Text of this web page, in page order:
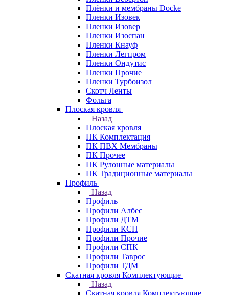
Плёнки и мембраны Docke
Пленки Изовек
Пленки Изовер
Пленки Изоспан
Пленки Кнауф
Пленки Легпром
Пленки Ондутис
Пленки Прочие
Пленки Турбоизол
Скотч Ленты
Фольга
Плоская кровля
Назад
Плоская кровля
ПК Комплектация
ПК ПВХ Мембраны
ПК Прочее
ПК Рулонные материалы
ПК Традиционные материалы
Профиль
Назад
Профиль
Профили Албес
Профили ДТМ
Профили КСП
Профили Прочие
Профили СПК
Профили Таврос
Профили ТДМ
Скатная кровля Комплектующие
Назад
Скатная кровля Комплектующие